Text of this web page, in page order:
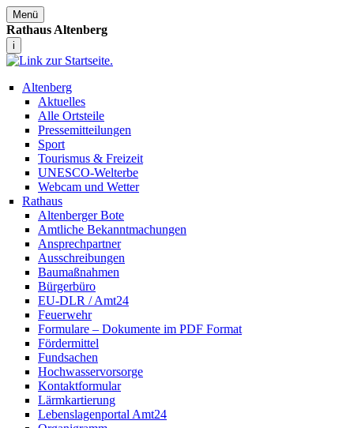
Menü
Rathaus Altenberg
i
Altenberg
Aktuelles
Alle Ortsteile
Pressemitteilungen
Sport
Tourismus & Freizeit
UNESCO-Welterbe
Webcam und Wetter
Rathaus
Altenberger Bote
Amtliche Bekanntmachungen
Ansprechpartner
Ausschreibungen
Baumaßnahmen
Bürgerbüro
EU-DLR / Amt24
Feuerwehr
Formulare – Dokumente im PDF Format
Fördermittel
Fundsachen
Hochwasservorsorge
Kontaktformular
Lärmkartierung
Lebenslagenportal Amt24